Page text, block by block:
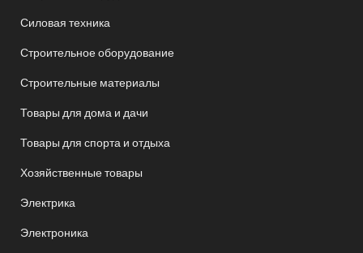
Силовая техника
Строительное оборудование
Строительные материалы
Товары для дома и дачи
Товары для спорта и отдыха
Хозяйственные товары
Электрика
Электроника